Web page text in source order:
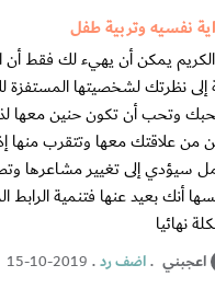
نفسيه وتربية طفل
يمكن أن يهيء لك فقط
إلى نظرتك لشخصيتها المستفزة
تحبك وتحب أن تكون حنين معها
علاقتك معها وتتقرب منها
سيؤدي إلى تغيير مشاعرها
أنك بعيد عنها فتنمية
نهائيا
اعجبني .اضف رد.
15-10-2019